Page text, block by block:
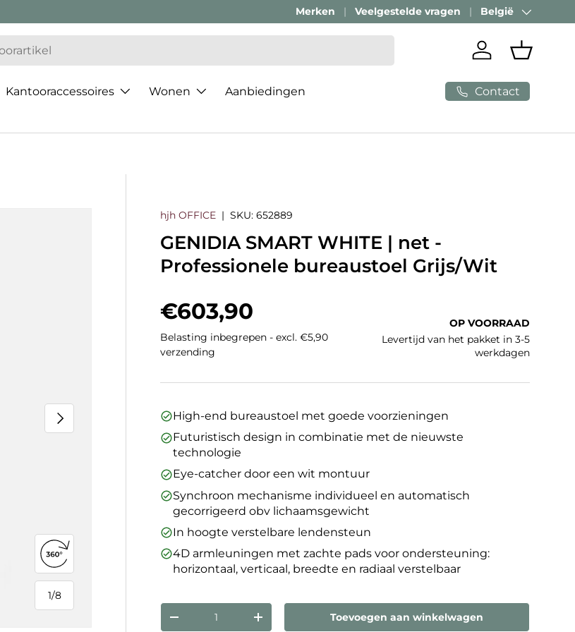
Merken Veelgestelde vragen Land/Regio
België
InloggenMandje
Kantooraccessoires Wonen Aanbiedingen Contact
1/
van
8
Volgende
360°-weergave openen
hjh OFFICE |SKU: 652889
GENIDIA SMART WHITE | net -
Professionele bureaustoel Grijs/Wit
Reguliere prijs
€603,90
Belasting inbegrepen - excl. €5,90
verzending
OP VOORRAAD
Levertijd van het pakket in 3-5
werkdagen
High-end bureaustoel met goede voorzieningen
Futuristisch design in combinatie met de nieuwste
technologie
Eye-catcher door een wit montuur
Synchroon mechanisme individueel en automatisch
gecorrigeerd obv lichaamsgewicht
In hoogte verstelbare lendensteun
4D armleuningen met zachte pads voor ondersteuning:
horizontaal, verticaal, breedte en radiaal verstelbaar
Aantal
Verlaag de hoeveelheidVerhoog de hoeveelheidToevoegen aan winkelwagen